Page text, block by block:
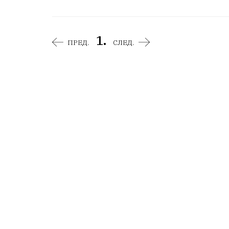
ПРЕД. 1. СЛЕД.